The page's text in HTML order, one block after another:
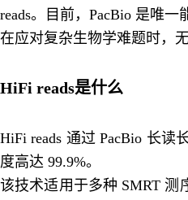
reads。目前，PacBio 是唯
在应对复杂生物学难题时，
HiFi reads是什么
HiFi reads 通过 PacBio 长
度高达 99.9%。
该技术适用于多种 SMRT 测